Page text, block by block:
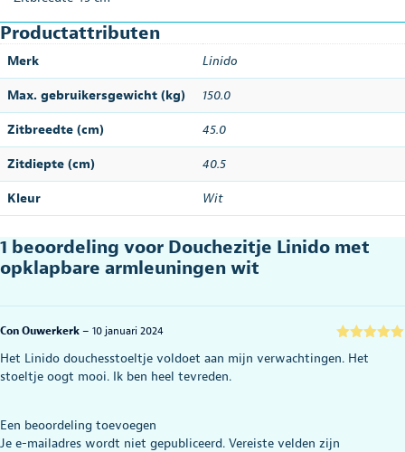
Productattributen
Merk Linido
Max. gebruikersgewicht (kg) 150.0
Zitbreedte (cm) 45.0
Zitdiepte (cm) 40.5
Kleur Wit
1 beoordeling voor Douchezitje Linido met
opklapbare armleuningen wit
5uit 5
Con Ouwerkerk – 10 januari 2024
Het Linido douchesstoeltje voldoet aan mijn verwachtingen. Het
stoeltje oogt mooi. Ik ben heel tevreden.
Een beoordeling toevoegen
Je e-mailadres wordt niet gepubliceerd. Vereiste velden zijn